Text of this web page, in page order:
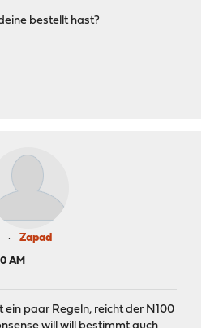
bestellt hast?
Zapad
AM
ein paar Regeln, reicht der N100